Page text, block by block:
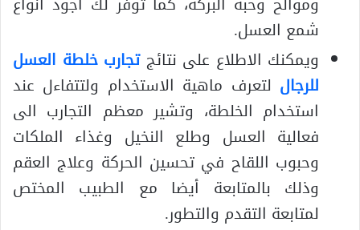
شمع العسل.
ويمكنك الاطلاع على نتائجتجارب خلطة العسل
للرجال لتعرف ماهية الاستخدام ولتتفاءل عند
استخدام الخلطة، وتشير معظم التجارب الى
فعالية العسل وطلع النخيل وغذاء الملكات
وحبوب اللقاح في تحسين الحركة وعلاج العقم
وذلك بالمتابعة أيضا مع الطبيب المختص
لمتابعة التقدم والتطور.